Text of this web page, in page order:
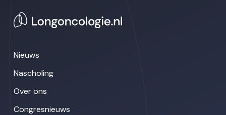
Nieuws
Nascholing
Over ons
Congresnieuws